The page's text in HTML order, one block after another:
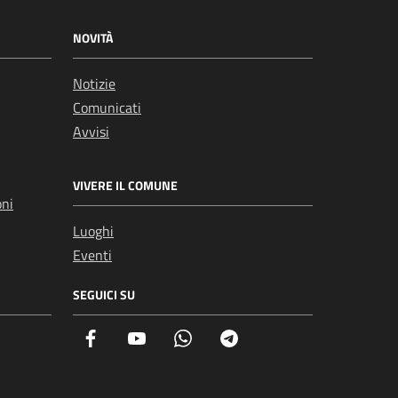
NOVITÀ
Notizie
Comunicati
Avvisi
VIVERE IL COMUNE
Luoghi
Eventi
SEGUICI SU
Facebook YouTube Whatsapp